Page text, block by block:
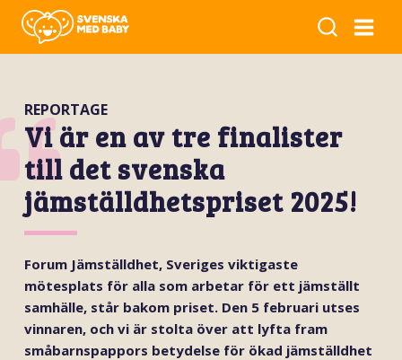
REPORTAGE
Vi är en av tre finalister
till det svenska
jämställdhetspriset 2025!
Forum Jämställdhet, Sveriges viktigaste
mötesplats för alla som arbetar för ett jämställt
samhälle, står bakom priset. Den 5 februari utses
vinnaren, och vi är stolta över att lyfta fram
småbarnspappors betydelse för ökad jämställdhet